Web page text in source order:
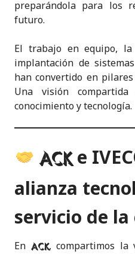
preparándola para los
futuro.
El trabajo en equipo,
implantación de
han convertido en
Una visión
conocimiento y tecnología.
ACKe
alianza
servicio de
En ACK, compartimos la